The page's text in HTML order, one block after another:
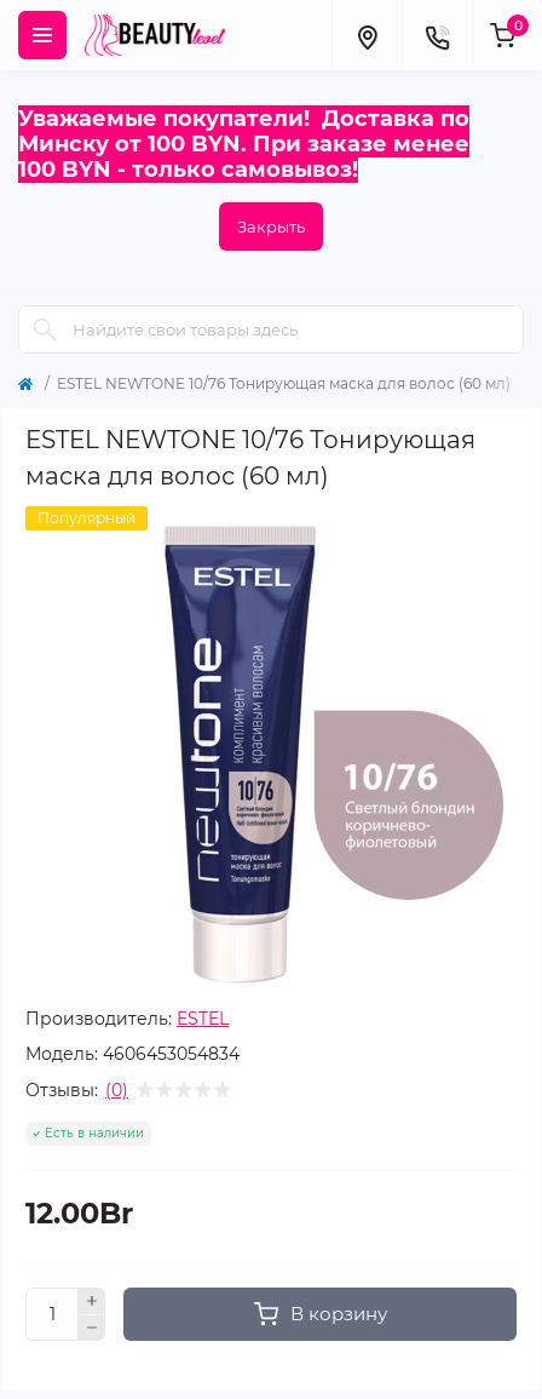
Уважаемые покупатели! Доставка по
Минску от 100 BYN. При заказе менее
100 BYN - только самовывоз!
Закрыть
0
ESTEL NEWTONE 10/76 Тонирующая маска для волос (60 мл)
ESTEL NEWTONE 10/76 Тонирующая
маска для волос (60 мл)
Популярный
Производитель: ESTEL
Модель: 4606453054834
Отзывы: (0)
Есть в наличии
12.00Br
В корзину